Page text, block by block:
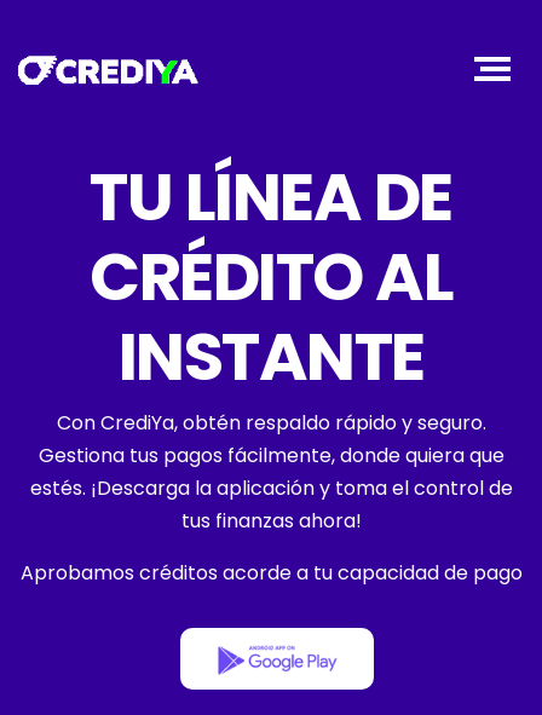
TU LÍNEA DE
CRÉDITO AL
INSTANTE
Con CrediYa, obtén respaldo rápido y seguro.
Gestiona tus pagos fácilmente, donde quiera que
estés. ¡Descarga la aplicación y toma el control de
tus finanzas ahora!
Aprobamos créditos acorde a tu capacidad de pago